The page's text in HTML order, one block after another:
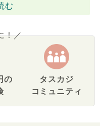
む
！／
の
タスカジ
コミュニティ